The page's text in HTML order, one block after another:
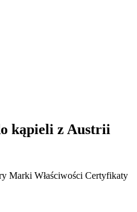
kąpieli z Austrii
Marki Właściwości Certyfikaty